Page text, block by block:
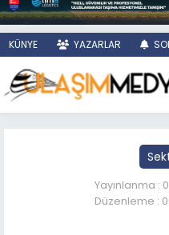
KÜNYE YAZARLAR
Yayınlanma :
Düzenleme :